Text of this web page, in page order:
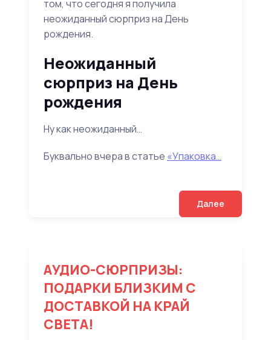
том, что сегодня я получила
неожиданный сюрприз на День
рождения.
Неожиданный
сюрприз на День
рождения
Ну как неожиданный…
Буквально вчера в статье «Упаковка…
Далее
АУДИО-СЮРПРИЗЫ:
ПОДАРКИ БЛИЗКИМ С
ДОСТАВКОЙ НА КРАЙ
СВЕТА!